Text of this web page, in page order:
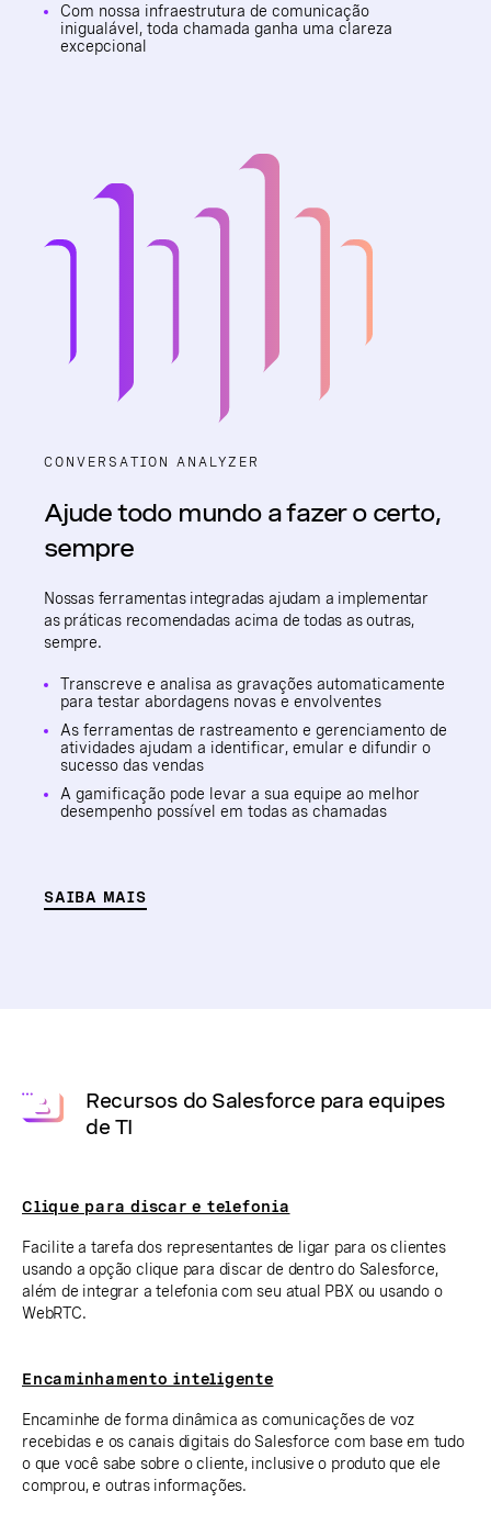
Com nossa infraestrutura de comunicação
inigualável, toda chamada ganha uma clareza
excepcional
CONVERSATION ANALYZER
Ajude todo mundo a fazer o certo,
sempre
Nossas ferramentas integradas ajudam a implementar
as práticas recomendadas acima de todas as outras,
sempre.
Transcreve e analisa as gravações automaticamente
para testar abordagens novas e envolventes
As ferramentas de rastreamento e gerenciamento de
atividades ajudam a identificar, emular e difundir o
sucesso das vendas
A gamificação pode levar a sua equipe ao melhor
desempenho possível em todas as chamadas
SAIBA MAIS
Recursos do Salesforce para equipes
de TI
Clique para discar e telefonia
Facilite a tarefa dos representantes de ligar para os clientes
usando a opção clique para discar de dentro do Salesforce,
além de integrar a telefonia com seu atual PBX ou usando o
WebRTC.
Encaminhamento inteligente
Encaminhe de forma dinâmica as comunicações de voz
recebidas e os canais digitais do Salesforce com base em tudo
o que você sabe sobre o cliente, inclusive o produto que ele
comprou, e outras informações.